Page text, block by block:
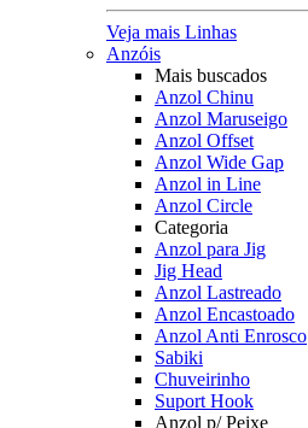
Veja mais Linhas
Anzóis
Mais buscados
Anzol Chinu
Anzol Maruseigo
Anzol Offset
Anzol Wide Gap
Anzol in Line
Anzol Circle
Categoria
Anzol para Jig
Jig Head
Anzol Lastreado
Anzol Encastoado
Anzol Anti Enrosco
Sabiki
Chuveirinho
Suport Hook
Anzol p/ Peixe